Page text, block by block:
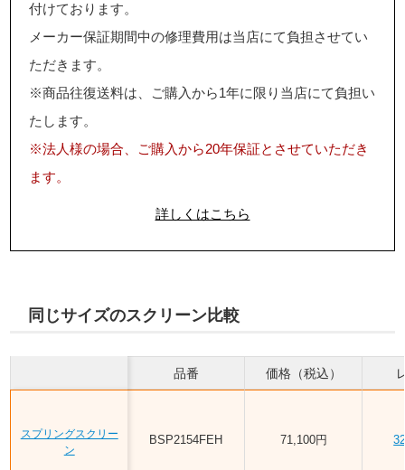
付けております。
メーカー保証期間中の修理費用は当店にて負担させてい
ただきます。
※商品往復送料は、ご購入から1年に限り当店にて負担い
たします。
※法人様の場合、ご購入から20年保証とさせていただき
ます。
詳しくはこちら
同じサイズのスクリーン比較
スプリングスクリー
ン
品番
BSP2154FEH
価格（税込）
71,100円